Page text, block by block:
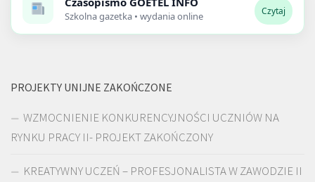
Szkolna gazetka • wydania online Czytaj
PROJEKTY UNIJNE ZAKOŃCZONE
WZMOCNIENIE KONKURENCYJNOŚCI UCZNIÓW NA
RYNKU PRACY II- PROJEKT ZAKOŃCZONY
KREATYWNY UCZEŃ – PROFESJONALISTA W ZAWODZIE II